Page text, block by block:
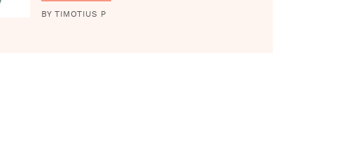
BY TIMOTIUS P